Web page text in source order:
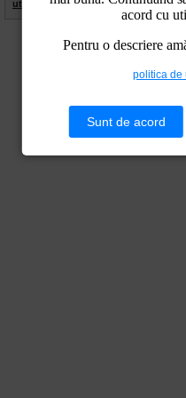
acord cu
Pentru o descriere
politica de
Sunt de acord
utilizare cookies|Politica de